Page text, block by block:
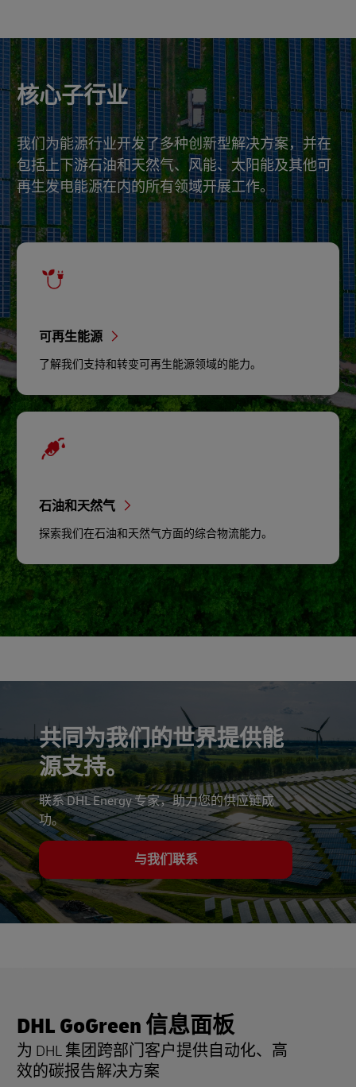
核心子行业
我们为能源行业开发了多种创新型解决方案，并在
包括上下游石油和天然气、风能、太阳能及其他可
再生发电能源在内的所有领域开展工作。
可再生能源
了解我们支持和转变可再生能源领域的能力。
石油和天然气
探索我们在石油和天然气方面的综合物流能力。
共同为我们的世界提供能
源支持。
联系 DHL Energy 专家，助力您的供应链成
功。
与我们联系
DHL GoGreen 信息面板
为 DHL 集团跨部门客户提供自动化、高
效的碳报告解决方案